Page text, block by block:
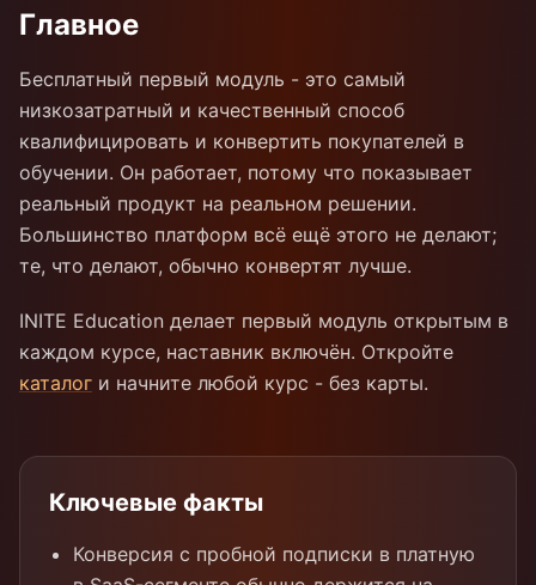
Главное
Бесплатный первый модуль - это самый
низкозатратный и качественный способ
квалифицировать и конвертить покупателей в
обучении. Он работает, потому что показывает
реальный продукт на реальном решении.
Большинство платформ всё ещё этого не делают;
те, что делают, обычно конвертят лучше.
INITE Education делает первый модуль открытым в
каждом курсе, наставник включён. Откройте
каталог и начните любой курс - без карты.
Ключевые факты
Конверсия с пробной подписки в платную